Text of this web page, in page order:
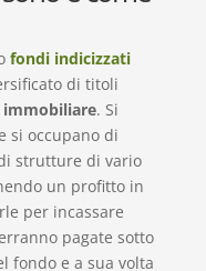
fondi indicizzati
di titoli
immobiliare. Si
si occupano di
strutture di vario
un profitto in
per incassare
pagate sotto
fondo e a sua volta